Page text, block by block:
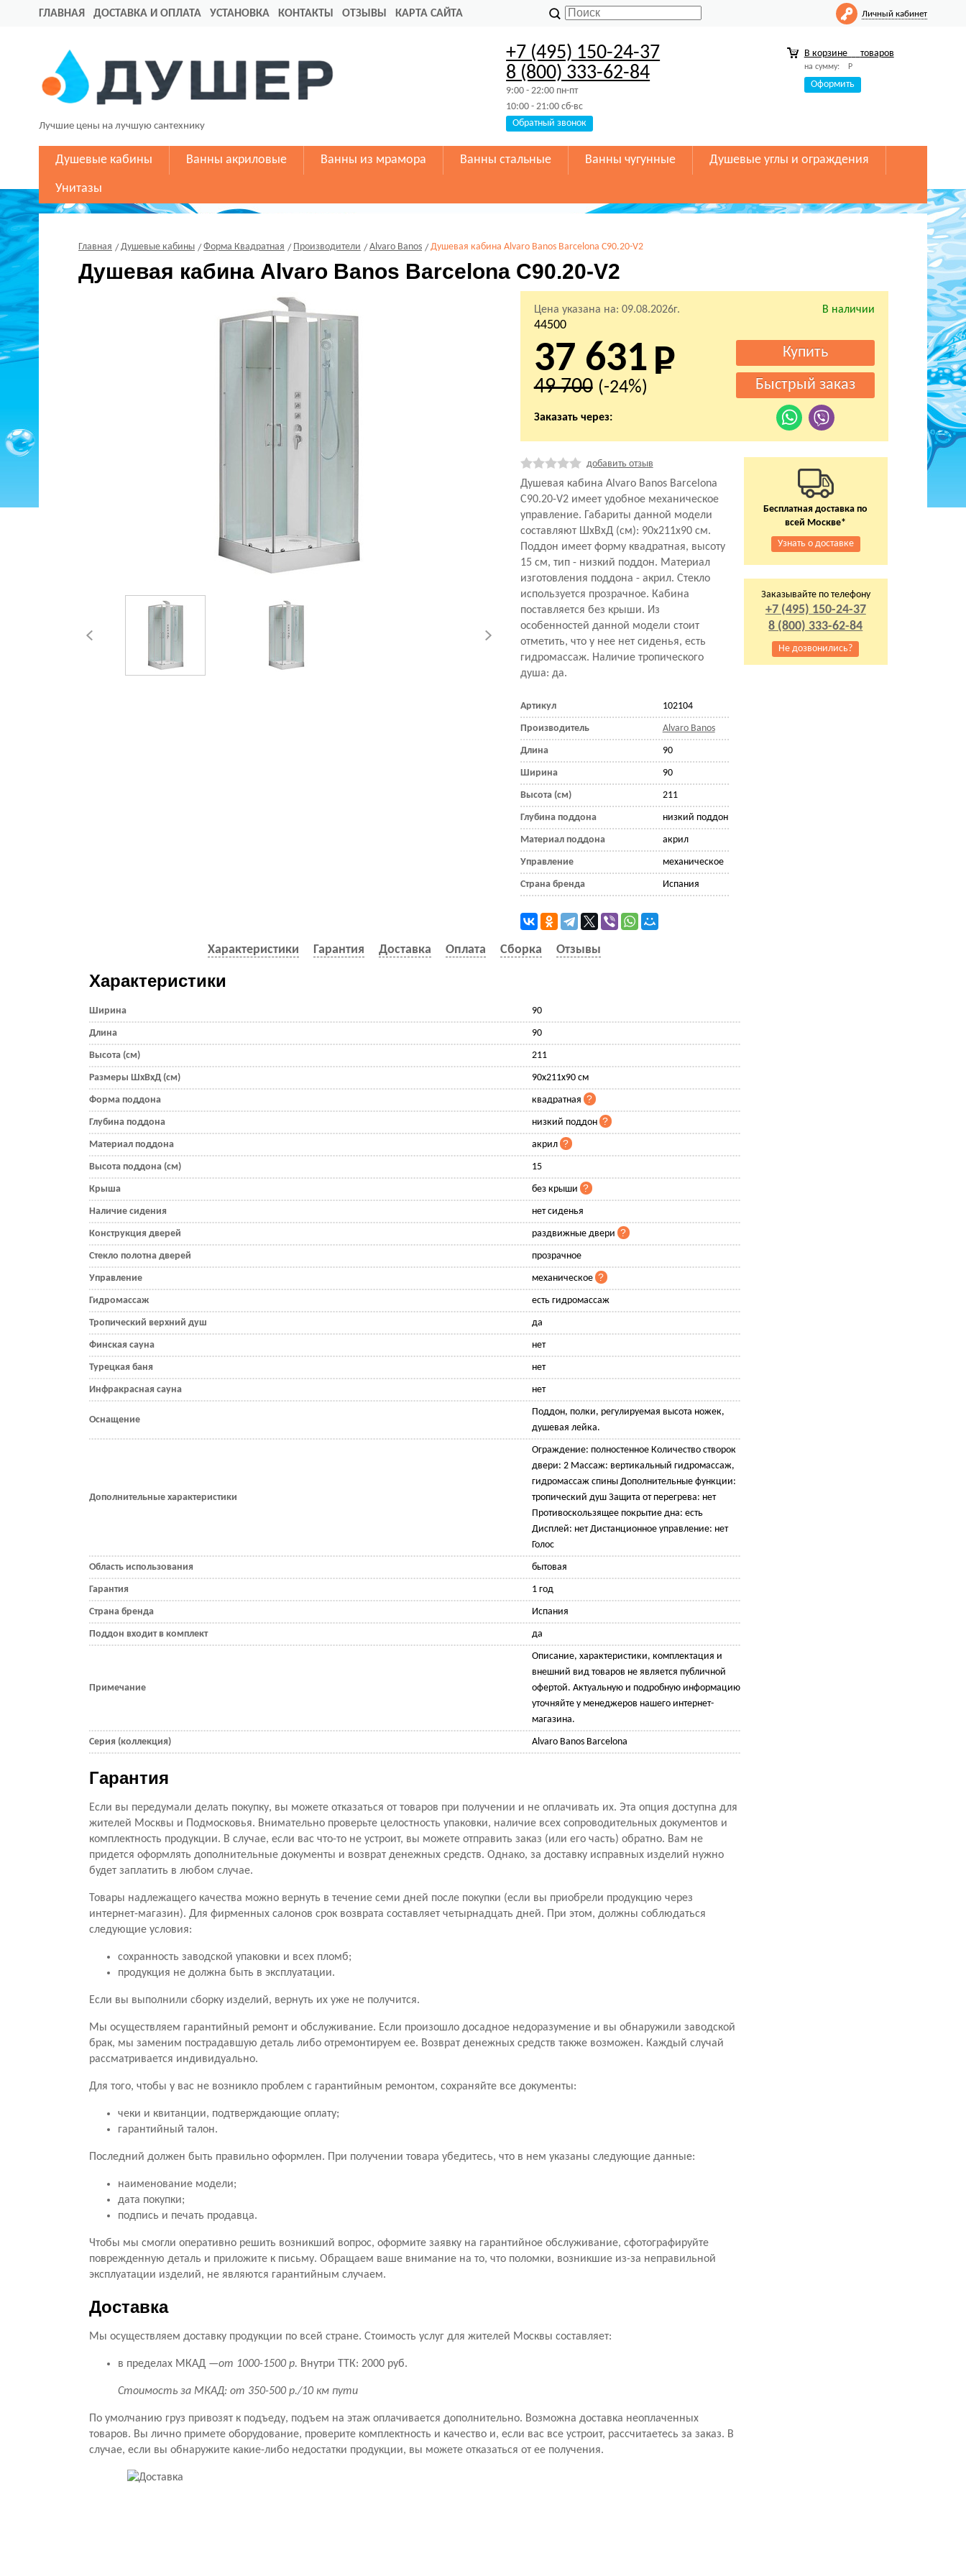
ГЛАВНАЯ ДОСТАВКА И ОПЛАТА УСТАНОВКА КОНТАКТЫ ОТЗЫВЫ КАРТА САЙТА Личный кабинет
Лучшие цены на лучшую сантехнику
+7 (495) 150-24-37
8 (800) 333-62-84
9:00 - 22:00 пн-пт
10:00 - 21:00 сб-вс
Обратный звонок
В корзине товаров
на сумму: Р
Оформить
Душевые кабины Ванны акриловые Ванны из мрамора Ванны стальные Ванны чугунные Душевые углы и ограждения
Унитазы
Главная Душевые кабины Форма Квадратная Производители Alvaro Banos Душевая кабина Alvaro Banos Barcelona C90.20-V2
Душевая кабина Alvaro Banos Barcelona C90.20-V2
Цена указана на: 09.08.2026г. В наличии
44500
37 631
49 700 (-24%)
Заказать через:
добавить отзыв
Душевая кабина Alvaro Banos Barcelona
C90.20-V2 имеет удобное механическое
управление. Габариты данной модели
составляют ШхВхД (см): 90x211x90 см.
Поддон имеет форму квадратная, высоту
15 см, тип - низкий поддон. Материал
изготовления поддона - акрил. Стекло
используется прозрачное. Кабина
поставляется без крыши. Из
особенностей данной модели стоит
отметить, что у нее нет сиденья, есть
гидромассаж. Наличие тропического
душа: да.
Артикул 102104
Производитель Alvaro Banos
Длина 90
Ширина 90
Высота (см) 211
Глубина поддона низкий поддон
Материал поддона акрил
Управление механическое
Страна бренда Испания
Характеристики Гарантия Доставка Оплата Сборка Отзывы
Характеристики
Ширина 90
Длина 90
Высота (см) 211
Размеры ШхВхД (см) 90x211x90 см
Форма поддона квадратная
Глубина поддона низкий поддон
Материал поддона акрил
Высота поддона (см) 15
Крыша без крыши
Наличие сидения нет сиденья
Конструкция дверей раздвижные двери
Стекло полотна дверей прозрачное
Управление механическое
Гидромассаж есть гидромассаж
Тропический верхний душ да
Финская сауна нет
Турецкая баня нет
Инфракрасная сауна нет
Оснащение
Поддон, полки, регулируемая высота ножек,
душевая лейка.
Дополнительные характеристики
Ограждение: полностенное Количество створок
двери: 2 Массаж: вертикальный гидромассаж,
гидромассаж спины Дополнительные функции:
тропический душ Защита от перегрева: нет
Противоскользящее покрытие дна: есть
Дисплей: нет Дистанционное управление: нет
Голос
Область использования бытовая
Гарантия 1 год
Страна бренда Испания
Поддон входит в комплект да
Примечание
Описание, характеристики, комплектация и
внешний вид товаров не является публичной
офертой. Актуальную и подробную информацию
уточняйте у менеджеров нашего интернет-
магазина.
Серия (коллекция) Alvaro Banos Barcelona
Гарантия
Если вы передумали делать покупку, вы можете отказаться от товаров при получении и не оплачивать их. Эта опция доступна для
жителей Москвы и Подмосковья. Внимательно проверьте целостность упаковки, наличие всех сопроводительных документов и
комплектность продукции. В случае, если вас что-то не устроит, вы можете отправить заказ (или его часть) обратно. Вам не
придется оформлять дополнительные документы и возврат денежных средств. Однако, за доставку исправных изделий нужно
будет заплатить в любом случае.
Товары надлежащего качества можно вернуть в течение семи дней после покупки (если вы приобрели продукцию через
интернет-магазин). Для фирменных салонов срок возврата составляет четырнадцать дней. При этом, должны соблюдаться
следующие условия:
сохранность заводской упаковки и всех пломб;
продукция не должна быть в эксплуатации.
Если вы выполнили сборку изделий, вернуть их уже не получится.
Мы осуществляем гарантийный ремонт и обслуживание. Если произошло досадное недоразумение и вы обнаружили заводской
брак, мы заменим пострадавшую деталь либо отремонтируем ее. Возврат денежных средств также возможен. Каждый случай
рассматривается индивидуально.
Для того, чтобы у вас не возникло проблем с гарантийным ремонтом, сохраняйте все документы:
чеки и квитанции, подтверждающие оплату;
гарантийный талон.
Последний должен быть правильно оформлен. При получении товара убедитесь, что в нем указаны следующие данные:
наименование модели;
дата покупки;
подпись и печать продавца.
Чтобы мы смогли оперативно решить возникший вопрос, оформите заявку на гарантийное обслуживание, сфотографируйте
поврежденную деталь и приложите к письму. Обращаем ваше внимание на то, что поломки, возникшие из-за неправильной
эксплуатации изделий, не являются гарантийным случаем.
Доставка
Мы осуществляем доставку продукции по всей стране. Стоимость услуг для жителей Москвы составляет:
в пределах МКАД —от 1000-1500 р. Внутри ТТК: 2000 руб.
Стоимость за МКАД: от 350-500 р./10 км пути
По умолчанию груз привозят к подъеду, подъем на этаж оплачивается дополнительно. Возможна доставка неоплаченных
товаров. Вы лично примете оборудование, проверите комплектность и качество и, если вас все устроит, рассчитаетесь за заказ. В
случае, если вы обнаружите какие-либо недостатки продукции, вы можете отказаться от ее получения.
Бесплатная доставка по
всей Москве*
Узнать о доставке
Заказывайте по телефону
+7 (495) 150-24-37
8 (800) 333-62-84
Не дозвонились?